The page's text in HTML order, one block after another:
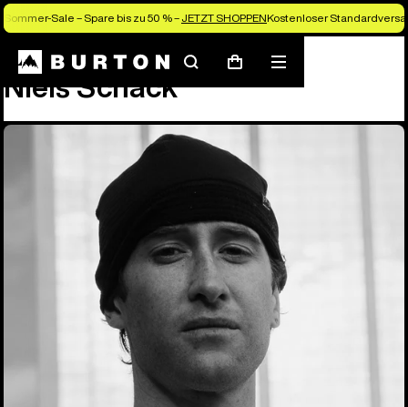
Sommer-Sale – Spare bis zu 50 % – JETZT SHOPPENKostenloser
SuchenWarenkorb
Menü
Niels Schack